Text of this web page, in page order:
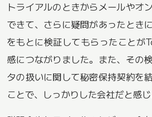
トライアルのときからメールやオ
できて、さらに疑問があったとき
をもとに検証してもらったことが
感につながりました。また、その
タの扱いに関して秘密保持契約を
ことで、しっかりした会社だと感じ